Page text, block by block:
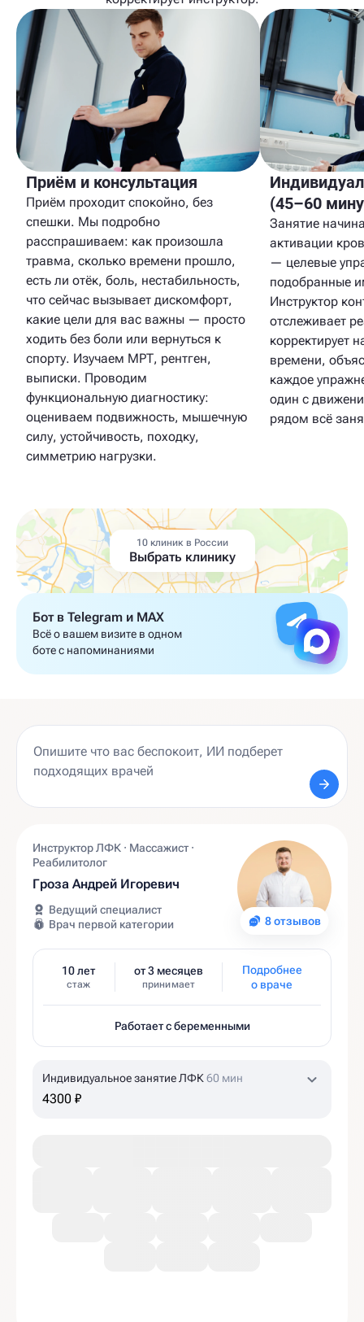
Приём и консультация
Приём проходит спокойно, без
спешки. Мы подробно
расспрашиваем: как произошла
травма, сколько времени прошло,
есть ли отёк, боль, нестабильность,
что сейчас вызывает дискомфорт,
какие цели для вас важны — просто
ходить без боли или вернуться к
спорту. Изучаем МРТ, рентген,
выписки. Проводим
функциональную диагностику:
оцениваем подвижность, мышечную
силу, устойчивость, походку,
симметрию нагрузки.
(45–60
Занятие
активации
— целевые
подобранные
Инструктор
отслеживает
корректирует
времени,
каждое
один с
рядом всё
10 клиник в России
Выбрать клинику
Бот в Telegram и MAX
Всё о вашем визите в одном
боте с напоминаниями
8 отзывов
Инструктор ЛФК · Массажист ·
Реабилитолог
Гроза Андрей Игоревич
Ведущий специалист
Врач первой категории
10 лет
стаж
от 3 месяцев
принимает
Подробнее
о враче
Работает с беременными
Индивидуальное занятие ЛФК60 мин
4300 ₽